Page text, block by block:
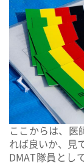
ここからは、医
れば良いか、見
DMAT隊員とし